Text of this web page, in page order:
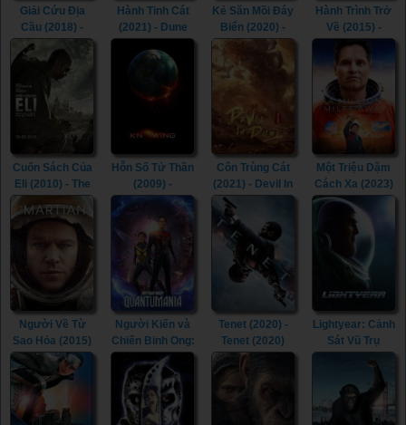
Giải Cứu Địa
Cầu (2018) -
Occupation
(2018)
Hành Tinh Cát
(2021) - Dune
Kẻ Săn Mồi Đáy
Biển (2020) -
Underwater
(2020)
Hành Trình Trở
Về (2015) -
Home (2015)
Cuốn Sách Của
Eli (2010) - The
(2010)
Hỗn Số Tử Thần
(2009) -
Knowing (2009)
Côn Trùng Cát
(2021) - Devil In
Dune (2021)
Một Triệu Dặm
Cách Xa (2023)
- A Million Miles
Away (2023)
Người Về Từ
Sao Hỏa (2015)
- The Martian
(2015)
Người Kiến và
Chiến Binh Ong:
Thế Giới Lượng
Tử (2023) - Ant-
Man and the
Wasp:
Quantumania
Tenet (2020) -
Tenet (2020)
Lightyear: Cảnh
Sát Vũ Trụ
Lightyear (2022)
(2021)